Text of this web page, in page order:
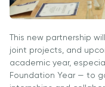
Queen Margaret
Центр Прикладных
Исследований
This new partnership
joint projects, and
academic year,
Foundation Year — to